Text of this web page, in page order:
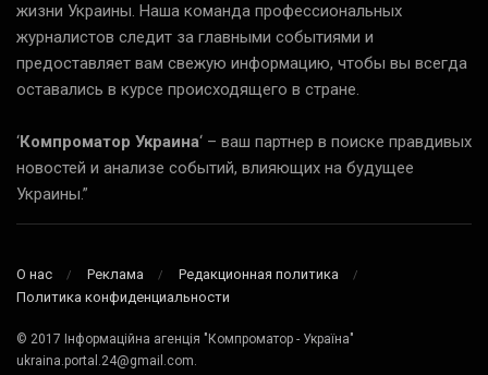
жизни Украины. Наша команда профессиональных
журналистов следит за главными событиями и
предоставляет вам свежую информацию, чтобы вы всегда
оставались в курсе происходящего в стране.
‘Компроматор Украина‘ – ваш партнер в поиске правдивых
новостей и анализе событий, влияющих на будущее
Украины.”
О нас Реклама
Редакционная политика
Политика конфиденциальности
© 2017 Інформаційна агенція "Компроматор - Україна"
ukraina.portal.24@gmail.com.